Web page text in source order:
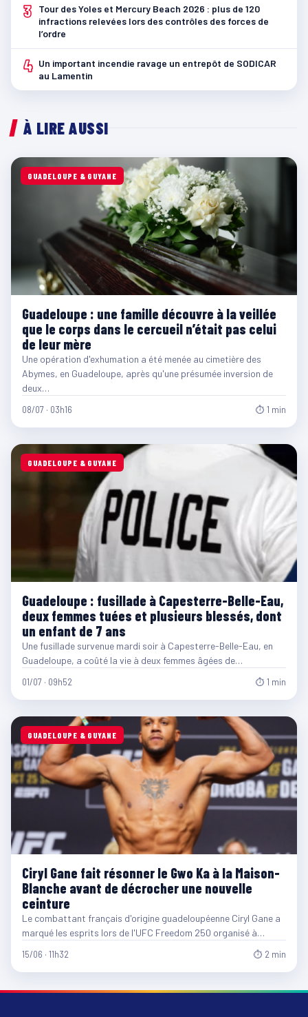
3
Tour des Yoles et Mercury Beach 2026 : plus de 120
infractions relevées lors des contrôles des forces de
l’ordre
4 Un important incendie ravage un entrepôt de SODICAR
au Lamentin
À LIRE AUSSI
GUADELOUPE & GUYANE
Guadeloupe : une famille découvre à la veillée
que le corps dans le cercueil n’était pas celui
de leur mère
Une opération d'exhumation a été menée au cimetière des
Abymes, en Guadeloupe, après qu'une présumée inversion de
deux…
08/07 · 03h16 ⏱ 1 min
GUADELOUPE & GUYANE
Guadeloupe : fusillade à Capesterre-Belle-Eau,
deux femmes tuées et plusieurs blessés, dont
un enfant de 7 ans
Une fusillade survenue mardi soir à Capesterre-Belle-Eau, en
Guadeloupe, a coûté la vie à deux femmes âgées de…
01/07 · 09h52 ⏱ 1 min
GUADELOUPE & GUYANE
Ciryl Gane fait résonner le Gwo Ka à la Maison-
Blanche avant de décrocher une nouvelle
ceinture
Le combattant français d'origine guadeloupéenne Ciryl Gane a
marqué les esprits lors de l'UFC Freedom 250 organisé à…
15/06 · 11h32 ⏱ 2 min